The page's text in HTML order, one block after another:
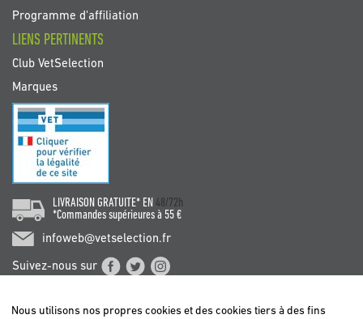
Programme d'affiliation
LIENS PERTINENTS
Club VetSelection
Marques
LIVRAISON GRATUITE* EN 48/72h
*Commandes supérieures à 55 €
infoweb@vetselection.fr
Suivez-nous sur
Nous utilisons nos propres cookies et des cookies tiers à des fins